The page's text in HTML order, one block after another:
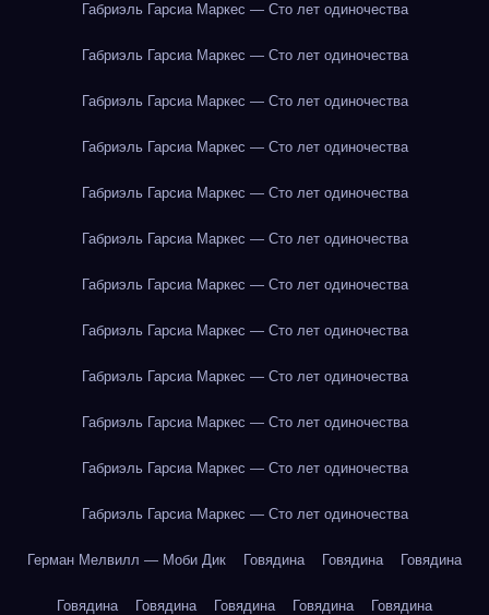
Габриэль Гарсиа Маркес — Сто лет одиночества
Габриэль Гарсиа Маркес — Сто лет одиночества
Габриэль Гарсиа Маркес — Сто лет одиночества
Габриэль Гарсиа Маркес — Сто лет одиночества
Габриэль Гарсиа Маркес — Сто лет одиночества
Габриэль Гарсиа Маркес — Сто лет одиночества
Габриэль Гарсиа Маркес — Сто лет одиночества
Габриэль Гарсиа Маркес — Сто лет одиночества
Габриэль Гарсиа Маркес — Сто лет одиночества
Габриэль Гарсиа Маркес — Сто лет одиночества
Габриэль Гарсиа Маркес — Сто лет одиночества
Габриэль Гарсиа Маркес — Сто лет одиночества
Герман Мелвилл — Моби Дик Говядина Говядина Говядина
Говядина Говядина Говядина Говядина Говядина